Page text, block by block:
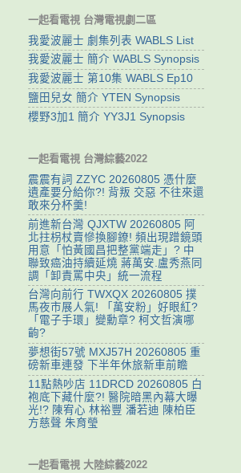
一起看電視 台灣電視劇二區
我愛波麗士 劇集列表 WABLS List
我愛波麗士 簡介 WABLS Synopsis
我愛波麗士 第10集 WABLS Ep10
鹽田兒女 簡介 YTEN Synopsis
櫻野3加1 簡介 YY3J1 Synopsis
一起看電視 台灣綜藝2022
震震有詞 ZZYC 20260805 憑什麼
遺產要分給你?! 背叛 交惡 不往來還
敢來分杯羹!
前進新台灣 QJXTW 20260805 阿
北拄枴杖賣慘換腳鐐! 頻出現蹭鏡頭
用意「怕黃國昌把整黨端走」? 中
聯致癌油持續延燒 蔣萬安.盧秀燕同
調「卸責罵中央」統一流程
台灣向前行 TWXQX 20260805 撲
馬夜市展人氣! 「萬安粉」好眼紅?
「電子手環」變勳章? 柯文哲演哪
齣?
夢想街57號 MXJ57H 20260805 重
磅新車連發 下半年休旅新車前瞻
11點熱吵店 11DRCD 20260805 白
袍底下藏什麼?! 醫院暗黑內幕大曝
光!? 陳宥心 林裕豐 潘若迪 陳柏臣
方慈聲 朱育瑩
一起看電視 大陸綜藝2022